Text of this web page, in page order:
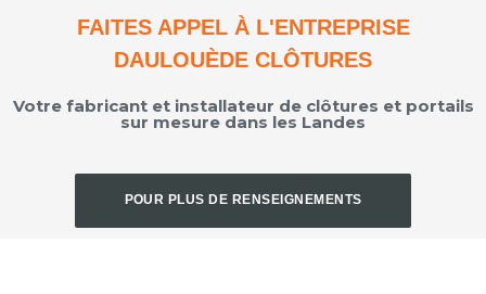
FAITES APPEL À L'ENTREPRISE
DAULOUÈDE CLÔTURES
Votre fabricant et installateur de clôtures et portails
sur mesure dans les Landes
POUR PLUS DE RENSEIGNEMENTS